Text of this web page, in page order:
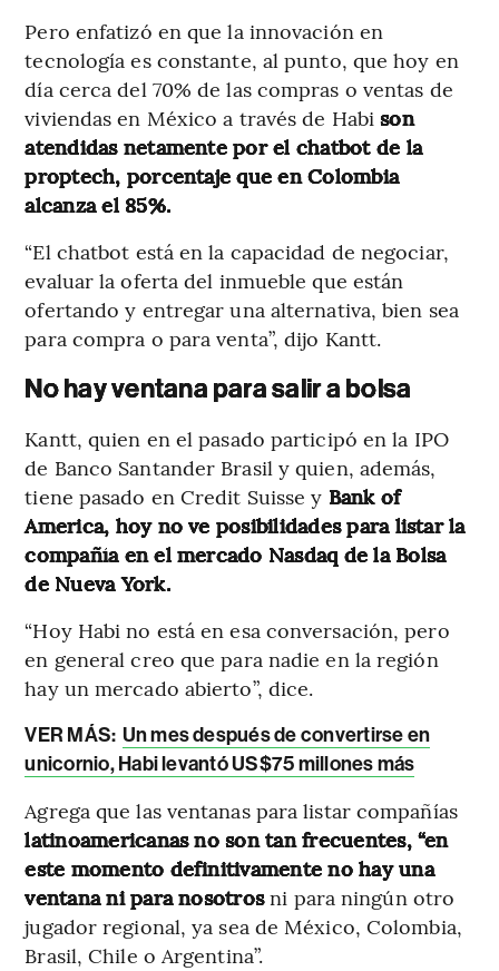
Pero enfatizó en que la innovación en
tecnología es constante, al punto, que hoy en
día cerca del 70% de las compras o ventas de
viviendas en México a través de Habison
atendidas netamente por el chatbot de la
proptech, porcentaje que en Colombia
alcanza el 85%.
“El chatbot está en la capacidad de negociar,
evaluar la oferta del inmueble que están
ofertando y entregar una alternativa, bien sea
para compra o para venta”, dijo Kantt.
No hay ventana para salir a bolsa
Kantt, quien en el pasado participó en la IPO
de Banco Santander Brasil y quien, además,
tiene pasado en Credit Suisse y Bank of
America, hoy no ve posibilidades para listar la
compañía en el mercado Nasdaq de la Bolsa
de Nueva York.
“Hoy Habi no está en esa conversación, pero
en general creo que para nadie en la región
hay un mercado abierto”, dice.
VER MÁS: Un mes después de convertirse en
unicornio, Habi levantó US$75 millones más
Agrega que las ventanas para listar compañías
latinoamericanas no son tan frecuentes, “en
este momento definitivamente no hay una
ventana ni para nosotrosni para ningún otro
jugador regional, ya sea de México, Colombia,
Brasil, Chile o Argentina”.